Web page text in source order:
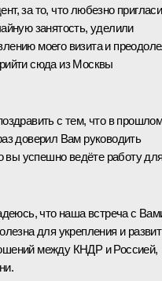
за то, что любезно
занятость, уделили
моего визита и
сюда из Москвы
с тем, что в
доверил Вам руководить
вы успешно ведёте работу
что наша встреча с
для укрепления и
между КНДР и Россией,